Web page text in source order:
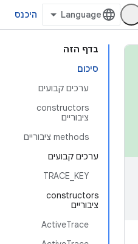
היכנס
בדף הזה
סיכום
ערכים קבועים
‫constructors
ציבוריים
‫methods ציבוריים
ערכים קבועים
TRACE_KEY
‫constructors
ציבוריים
ActiveTrace